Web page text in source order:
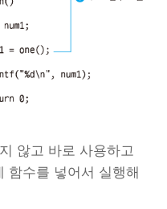
않고 바로 사용하고
함수를 넣어서 실행해